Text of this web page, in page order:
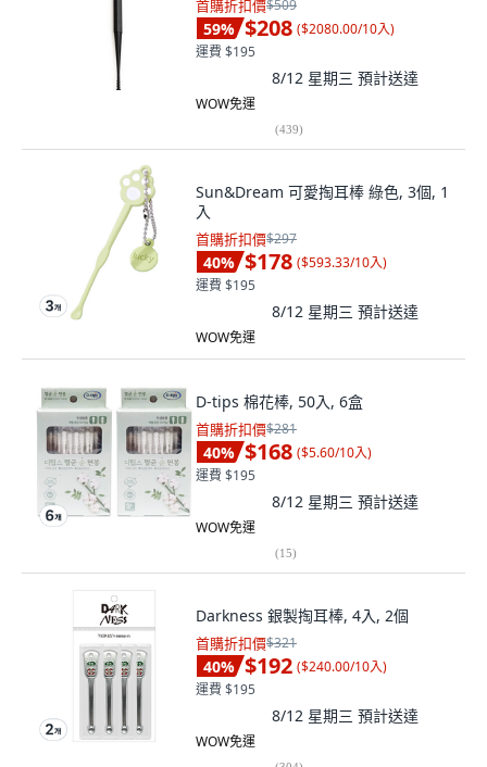
首購折扣價$509
59% $208 ($2080.00/10入)
運費 $195
8/12 星期三 預計送達
WOW免運
(439)
Sun&Dream 可愛掏耳棒 綠色, 3個, 1
入
首購折扣價$297
40% $178 ($593.33/10入)
運費 $195
8/12 星期三 預計送達
WOW免運
D-tips 棉花棒, 50入, 6盒
首購折扣價$281
40% $168 ($5.60/10入)
運費 $195
8/12 星期三 預計送達
WOW免運
(15)
Darkness 銀製掏耳棒, 4入, 2個
首購折扣價$321
40% $192 ($240.00/10入)
運費 $195
8/12 星期三 預計送達
WOW免運